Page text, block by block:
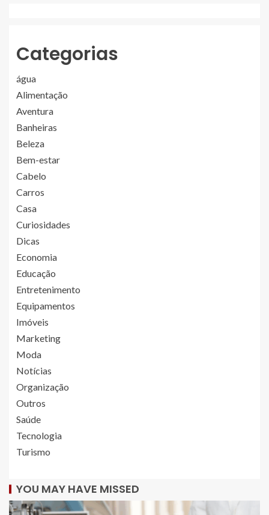
Categorias
água
Alimentação
Aventura
Banheiras
Beleza
Bem-estar
Cabelo
Carros
Casa
Curiosidades
Dicas
Economia
Educação
Entretenimento
Equipamentos
Imóveis
Marketing
Moda
Notícias
Organização
Outros
Saúde
Tecnologia
Turismo
YOU MAY HAVE MISSED